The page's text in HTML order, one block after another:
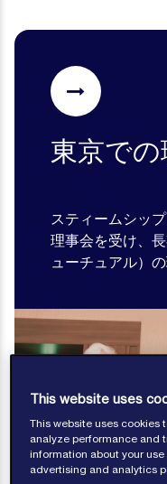
東京で
スティームシッ
理事会を受け、
ューチュアル）
This website uses
This website uses cookies
analyze performance and
information about your
advertising and analytics